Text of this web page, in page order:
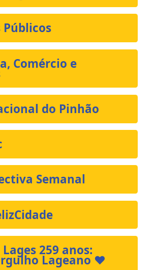
Públicos
Comércio e
do Pinhão
Semanal
259 anos:
Lageano ❤️